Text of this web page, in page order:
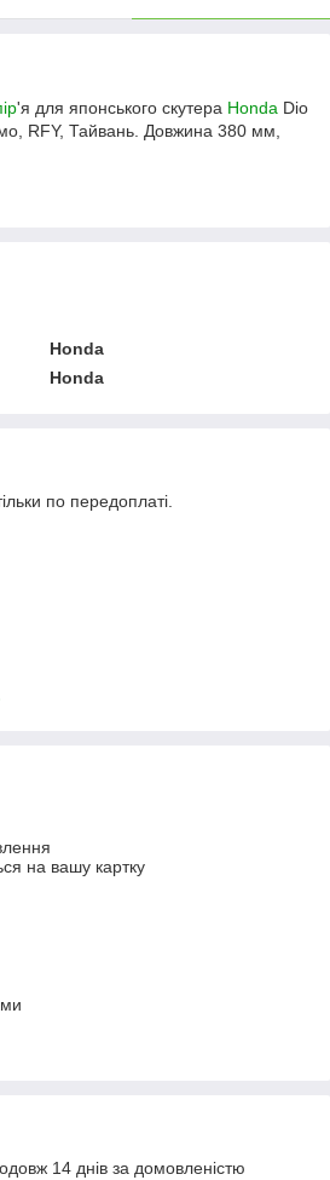
'я для японського скутера Honda Dio
RFY, Тайвань. Довжина 380 мм,
Honda
Honda
по передоплаті.
на вашу картку
14 днів за домовленістю